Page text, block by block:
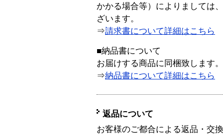
かかる場合等）によりましては
ざいます。
⇒請求書について詳細はこちら
■納品書について
お届けする商品に同梱致します。
⇒納品書について詳細はこちら
返品について
お客様のご都合による返品・交